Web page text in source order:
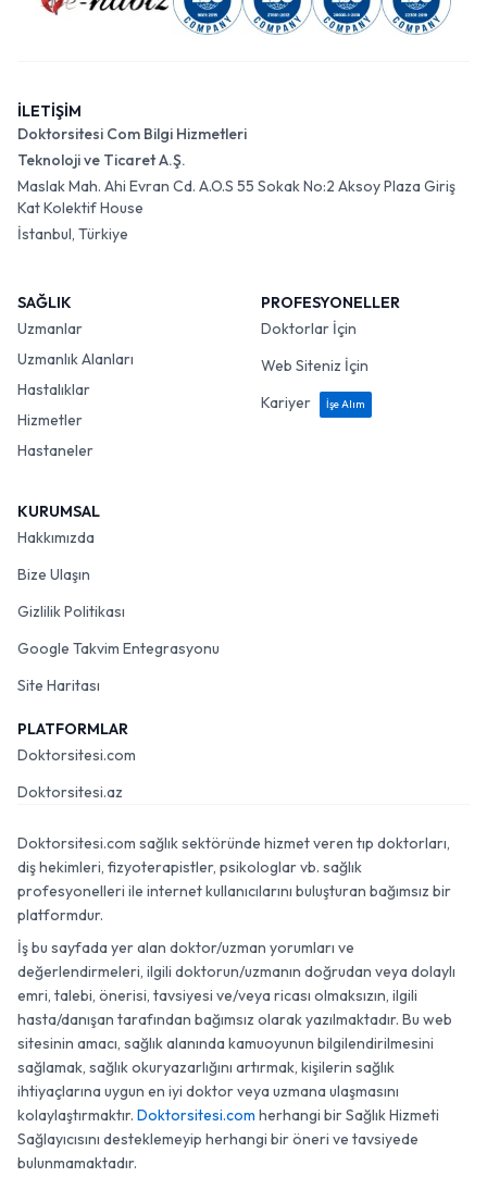
İLETİŞİM
Doktorsitesi Com Bilgi Hizmetleri
Teknoloji ve Ticaret A.Ş.
Maslak Mah. Ahi Evran Cd. A.O.S 55 Sokak No:2 Aksoy Plaza Giriş
Kat Kolektif House
İstanbul, Türkiye
SAĞLIK
Uzmanlar
Uzmanlık Alanları
Hastalıklar
Hizmetler
Hastaneler
PROFESYONELLER
Doktorlar İçin
Web Siteniz İçin
Kariyer
İşe Alım
KURUMSAL
Hakkımızda
Bize Ulaşın
Gizlilik Politikası
Google Takvim Entegrasyonu
Site Haritası
PLATFORMLAR
Doktorsitesi.com
Doktorsitesi.az
Doktorsitesi.com sağlık sektöründe hizmet veren tıp doktorları,
diş hekimleri, fizyoterapistler, psikologlar vb. sağlık
profesyonelleri ile internet kullanıcılarını buluşturan bağımsız bir
platformdur.
İş bu sayfada yer alan doktor/uzman yorumları ve
değerlendirmeleri, ilgili doktorun/uzmanın doğrudan veya dolaylı
emri, talebi, önerisi, tavsiyesi ve/veya ricası olmaksızın, ilgili
hasta/danışan tarafından bağımsız olarak yazılmaktadır. Bu web
sitesinin amacı, sağlık alanında kamuoyunun bilgilendirilmesini
sağlamak, sağlık okuryazarlığını artırmak, kişilerin sağlık
ihtiyaçlarına uygun en iyi doktor veya uzmana ulaşmasını
kolaylaştırmaktır. Doktorsitesi.com herhangi bir Sağlık Hizmeti
Sağlayıcısını desteklemeyip herhangi bir öneri ve tavsiyede
bulunmamaktadır.